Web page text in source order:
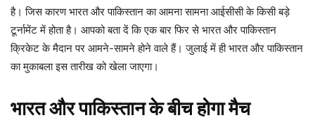
है। जिस कारण भारत और पाकिस्तान का आमना सामना आईसीसी के किसी बड़े
टूर्नामेंट में होता है। आपको बता दें कि एक बार फिर से भारत और पाकिस्तान
क्रिकेट के मैदान पर आमने-सामने होने वाले हैं। जुलाई में ही भारत और पाकिस्तान
का मुकाबला इस तारीख को खेला जाएगा।
भारत और पाकिस्तान के बीच होगा मैच